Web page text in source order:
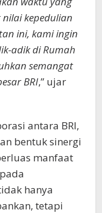
kepedulian
ini, kami ingin
adik di Rumah
semangat
BRI,” ujar
antara BRI,
bentuk sinergi
manfaat
hanya
tetapi